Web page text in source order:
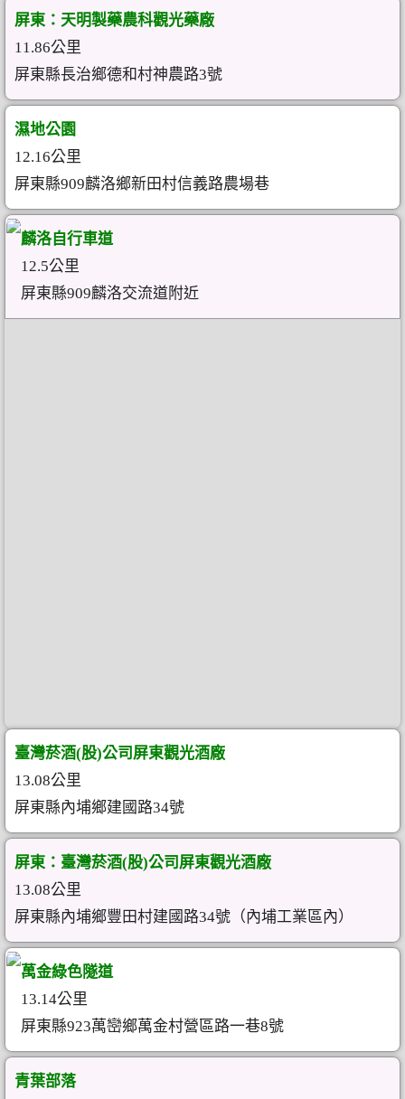
屏東：天明製藥農科觀光藥廠
11.86公里
屏東縣長治鄉德和村神農路3號
濕地公園
12.16公里
屏東縣909麟洛鄉新田村信義路農場巷
麟洛自行車道
12.5公里
屏東縣909麟洛交流道附近
臺灣菸酒(股)公司屏東觀光酒廠
13.08公里
屏東縣內埔鄉建國路34號
屏東：臺灣菸酒(股)公司屏東觀光酒廠
13.08公里
屏東縣內埔鄉豐田村建國路34號（內埔工業區內）
萬金綠色隧道
13.14公里
屏東縣923萬巒鄉萬金村營區路一巷8號
青葉部落